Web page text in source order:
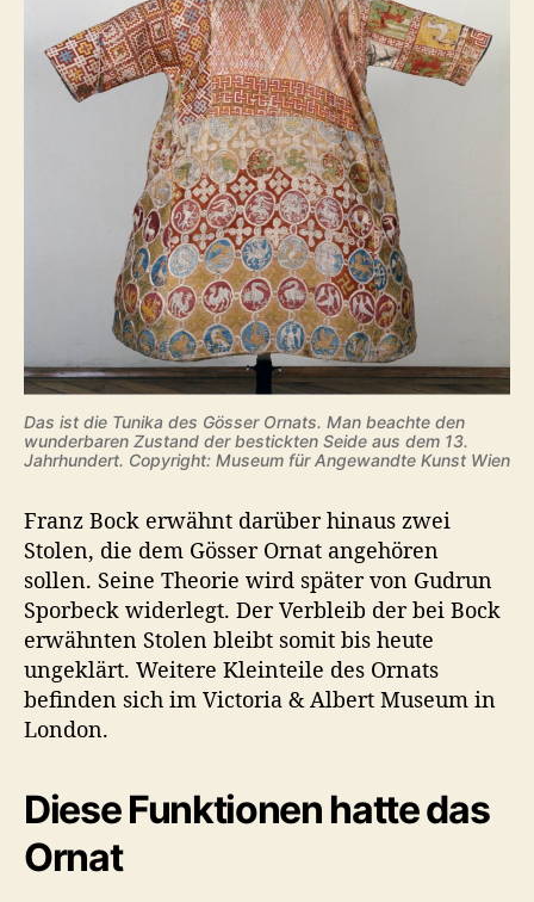
Das ist die Tunika des Gösser Ornats. Man beachte den
wunderbaren Zustand der bestickten Seide aus dem 13.
Jahrhundert. Copyright: Museum für Angewandte Kunst Wien
Franz Bock erwähnt darüber hinaus zwei
Stolen, die dem Gösser Ornat angehören
sollen. Seine Theorie wird später von Gudrun
Sporbeck widerlegt. Der Verbleib der bei Bock
erwähnten Stolen bleibt somit bis heute
ungeklärt. Weitere Kleinteile des Ornats
befinden sich im Victoria & Albert Museum in
London.
Diese Funktionen hatte das
Ornat